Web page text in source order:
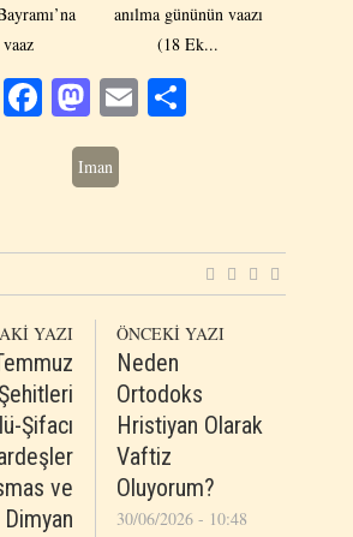
anılma gününün vaazı
(18 Ek...
Facebook
Mastodon
Email
Iman
YAZI
Şifacı
ve
Dimyan
ÖNCEKİ YAZI
Neden
Ortodoks
Hristiyan Olarak
Vaftiz
Oluyorum?
30/06/2026 - 10:48